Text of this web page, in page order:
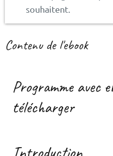
souhaitent.
Contenu de l'ebook
Programme avec
télécharger
Pour commencer